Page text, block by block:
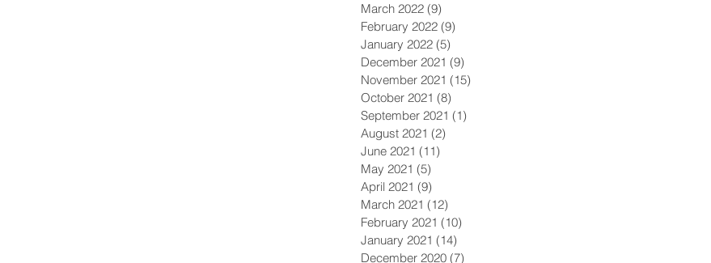
March 2022 (9)
February 2022 (9)
January 2022 (5)
December 2021 (9)
November 2021 (15)
October 2021 (8)
September 2021 (1)
August 2021 (2)
June 2021 (11)
May 2021 (5)
April 2021 (9)
March 2021 (12)
February 2021 (10)
January 2021 (14)
December 2020 (7)